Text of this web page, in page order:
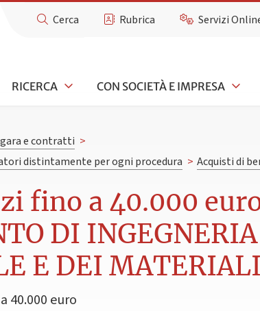
Cerca Rubrica Servizi
RICERCA CON SOCIETÀ E IMPRESA
e contratti >
distintamente per ogni procedura > Acquisti di
fino a 40.000
DI
E DEI MATERIALI
40.000 euro